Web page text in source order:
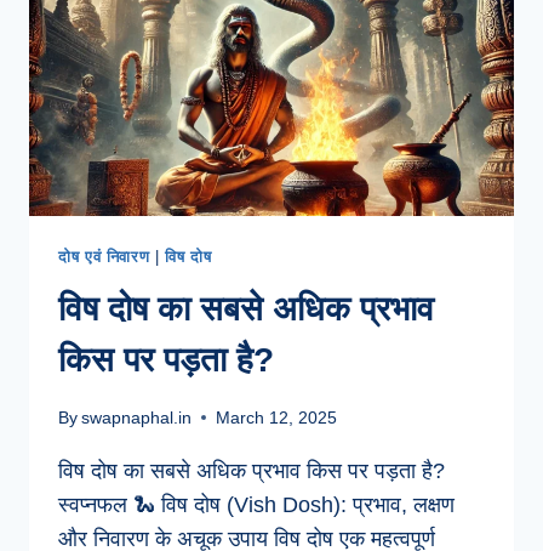
दोष एवं निवारण|विष दोष
विष दोष का सबसे अधिक प्रभाव
किस पर पड़ता है?
Byswapnaphal.in March 12, 2025
विष दोष का सबसे अधिक प्रभाव किस पर पड़ता है?
स्वप्नफल 🐍 विष दोष (Vish Dosh): प्रभाव, लक्षण
और निवारण के अचूक उपाय विष दोष एक महत्वपूर्ण